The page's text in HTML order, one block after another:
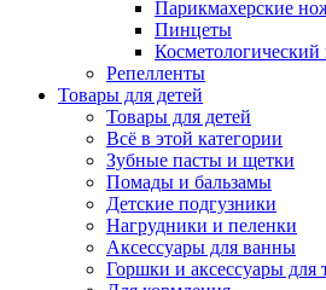
Парикмахерские
Пинцеты
Косметологический
Репелленты
Товары для детей
Товары для детей
Всё в этой категории
Зубные пасты и щетки
Помады и бальзамы
Детские подгузники
Нагрудники и пеленки
Аксессуары для ванны
Горшки и аксессуары для